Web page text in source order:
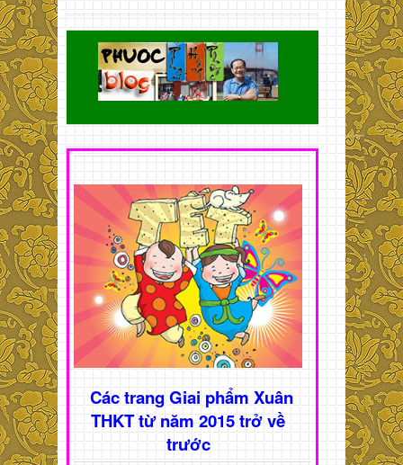
Các trang Giai phẩm Xuân
THKT từ năm 2015 trở về
trước